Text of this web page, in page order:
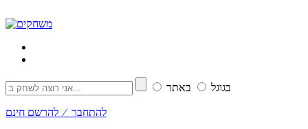
בגוגל באתר
להתחבר ⁄ להרשם חינם